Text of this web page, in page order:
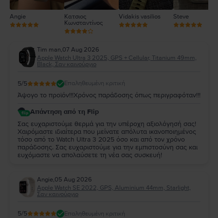
Angie
Κατσιος
Κωνσταντίνος
Vidakis vasilios Steve
Tim man,07 Aug 2026
Apple Watch Ultra 3 2025, GPS + Cellular, Titanium 49mm,
Black, Σαν καινούργιο
5/5 Επαληθευμένη κριτική
Άψογο το προϊόν!!!Χρόνος παράδοσης όπως περιγραφόταν!!!
Απάντηση από τη Flip
Σας ευχαριστούμε θερμά για την υπέροχη αξιολόγησή σας!
Χαιρόμαστε ιδιαίτερα που μείνατε απόλυτα ικανοποιημένος
τόσο από το Watch Ultra 3 2025 όσο και από τον χρόνο
παράδοσης. Σας ευχαριστούμε για την εμπιστοσύνη σας και
ευχόμαστε να απολαύσετε τη νέα σας συσκευή!
Angie,05 Aug 2026
Apple Watch SE 2022, GPS, Aluminium 44mm, Starlight,
Σαν καινούργιο
5/5 Επαληθευμένη κριτική